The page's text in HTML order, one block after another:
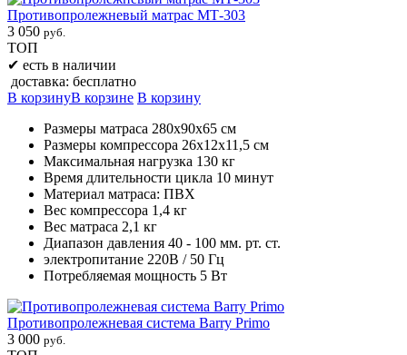
Противопролежневый матрас МТ-303
3 050 руб.
ТОП
✔ есть в наличии
доставка: бесплатно
В корзинуВ корзине В корзину
Размеры матраса 280х90х65 см
Размеры компрессора 26х12х11,5 см
Максимальная нагрузка 130 кг
Время длительности цикла 10 минут
Материал матраса: ПВХ
Вес компрессора 1,4 кг
Вес матраса 2,1 кг
Диапазон давления 40 - 100 мм. рт. ст.
электропитание 220В / 50 Гц
Потребляемая мощность 5 Вт
Противопролежневая система Barry Primo
3 000 руб.